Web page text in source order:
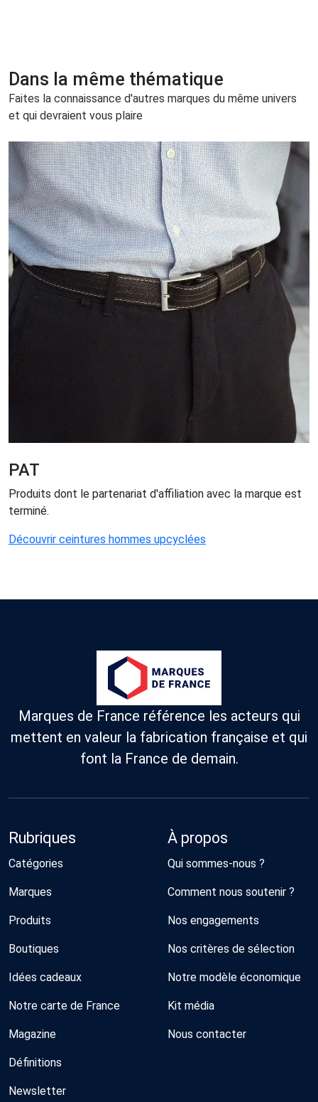
Dans la même thématique
Faites la connaissance d'autres marques du même univers
et qui devraient vous plaire
PAT
Produits dont le partenariat d'affiliation avec la marque est
terminé.
Découvrir ceintures hommes upcyclées
Marques de France référence les acteurs qui
mettent en valeur la fabrication française et qui
font la France de demain.
Rubriques
Catégories
Marques
Produits
Boutiques
Idées cadeaux
Notre carte de France
Magazine
Définitions
Newsletter
À propos
Qui sommes-nous ?
Comment nous soutenir ?
Nos engagements
Nos critères de sélection
Notre modèle économique
Kit média
Nous contacter